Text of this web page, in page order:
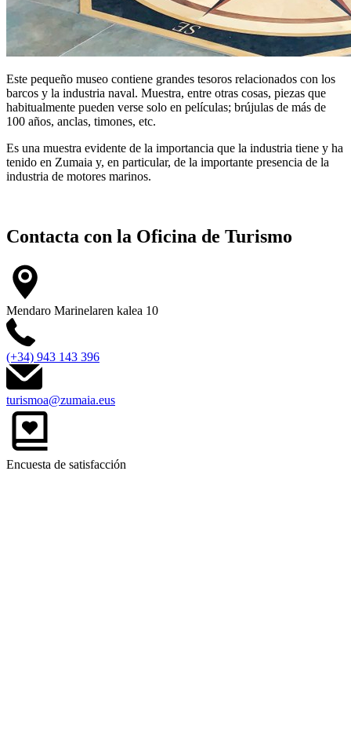
Este pequeño museo contiene grandes tesoros relacionados con los
barcos y la industria naval. Muestra, entre otras cosas, piezas que
habitualmente pueden verse solo en películas; brújulas de más de
100 años, anclas, timones, etc.
Es una muestra evidente de la importancia que la industria tiene y ha
tenido en Zumaia y, en particular, de la importante presencia de la
industria de motores marinos.
Contacta con la Oficina de Turismo
Mendaro Marinelaren kalea 10
(+34) 943 143 396
turismoa@zumaia.eus
Encuesta de satisfacción